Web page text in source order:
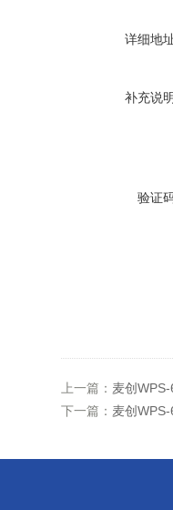
详细地
补充说
验证
上一篇： 麦创
下一篇： 麦创